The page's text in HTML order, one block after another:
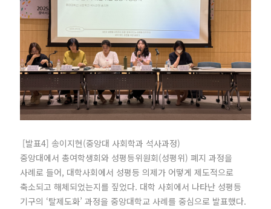
[발표4] 송이지현(중앙대 사회학과 석사과정)
중앙대에서 총여학생회와 성평등위원회(성평위) 폐지 과정을
사례로 들어, 대학사회에서 성평등 의제가 어떻게 제도적으로
축소되고 해체되었는지를 짚었다. 대학 사회에서 나타난 성평등
기구의 ‘탈제도화’ 과정을 중앙대학교 사례를 중심으로 발표했다.